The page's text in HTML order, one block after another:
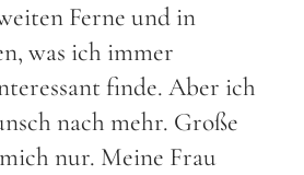
Ferne und in
was ich immer
finde. Aber ich
nach mehr. Große
nur. Meine Frau